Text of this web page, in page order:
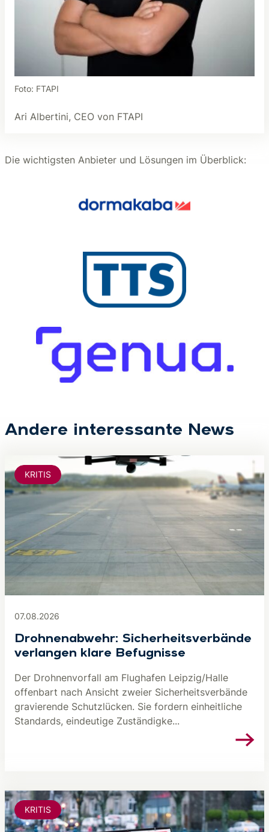
Foto: FTAPI
Ari Albertini, CEO von FTAPI
Die wichtigsten Anbieter und Lösungen im Überblick:
Andere interessante News
07.08.2026
Drohnenabwehr: Sicherheitsverbände
verlangen klare Befugnisse
Der Drohnenvorfall am Flughafen Leipzig/Halle
offenbart nach Ansicht zweier Sicherheitsverbände
gravierende Schutzlücken. Sie fordern einheitliche
Standards, eindeutige Zuständigke...
KRITIS
KRITIS